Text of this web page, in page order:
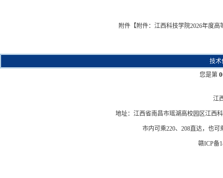
附件【 附件：江西科技学院2026年度
技术
您是第
江
地址：江西省南昌市瑶湖高校园区江西
市内可乘220、208直达，也
赣ICP备